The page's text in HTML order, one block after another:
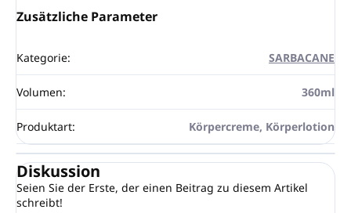
Zusätzliche Parameter
Kategorie: SARBACANE
Volumen: 360ml
Produktart: Körpercreme, Körperlotion
Diskussion
Seien Sie der Erste, der einen Beitrag zu diesem Artikel
schreibt!